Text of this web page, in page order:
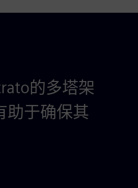
的多塔架
助于确保其